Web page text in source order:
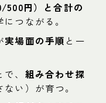
円）と合計の
つながる。
実場面の手順 と一
、 組み合わせ探
ない）が育つ。